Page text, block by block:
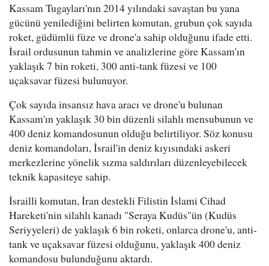
Kassam Tugayları'nın 2014 yılındaki savaştan bu yana
gücünü yenilediğini belirten komutan, grubun çok sayıda
roket, güdümlü füze ve drone'a sahip olduğunu ifade etti.
İsrail ordusunun tahmin ve analizlerine göre Kassam'ın
yaklaşık 7 bin roketi, 300 anti-tank füzesi ve 100
uçaksavar füzesi bulunuyor.
Çok sayıda insansız hava aracı ve drone'u bulunan
Kassam'ın yaklaşık 30 bin düzenli silahlı mensubunun ve
400 deniz komandosunun olduğu belirtiliyor. Söz konusu
deniz komandoları, İsrail'in deniz kıyısındaki askeri
merkezlerine yönelik sızma saldırıları düzenleyebilecek
teknik kapasiteye sahip.
İsrailli komutan, İran destekli Filistin İslami Cihad
Hareketi'nin silahlı kanadı "Seraya Kudüs"ün (Kudüs
Seriyyeleri) de yaklaşık 6 bin roketi, onlarca drone'u, anti-
tank ve uçaksavar füzesi olduğunu, yaklaşık 400 deniz
komandosu bulunduğunu aktardı.